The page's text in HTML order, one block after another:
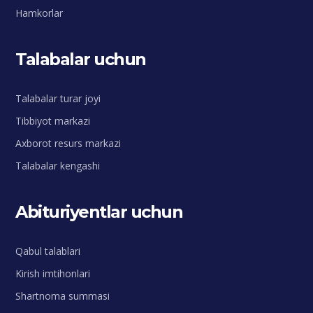
Hamkorlar
Talabalar uchun
Talabalar turar joyi
Tibbiyot markazi
Axborot resurs markazi
Talabalar kengashi
Abituriyentlar uchun
Qabul talablari
Kirish imtihonlari
Shartnoma summasi